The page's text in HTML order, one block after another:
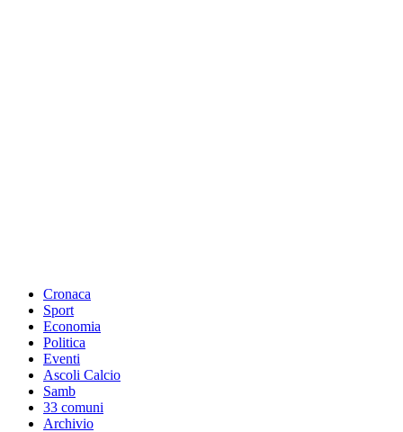
Cronaca
Sport
Economia
Politica
Eventi
Ascoli Calcio
Samb
33 comuni
Archivio